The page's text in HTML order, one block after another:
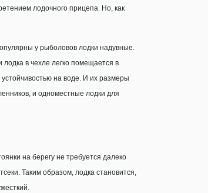
лодочного прицепа. Но, как
у рыболовов лодки надувные.
в чехле легко помещается в
на воде. И их размеры
и одноместные лодки для
на берегу не требуется далеко
Таким образом, лодка становится,